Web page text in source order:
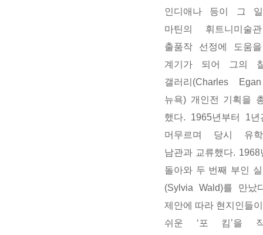
인디애나 등이 그 일
마틴의 휘트니미술
출품작 선정에 도움
계기가 되어 그의
갤러리(Charles
뉴욕) 개인전 기획을
했다. 1965년부터 1년
머무르며 당시 유
남관과 교류했다. 1968
돌아와 두 번째 부인
(Sylvia Wald)를 만났
제안에 따라 현지인들
쉬운 ‘포 킴’을 작